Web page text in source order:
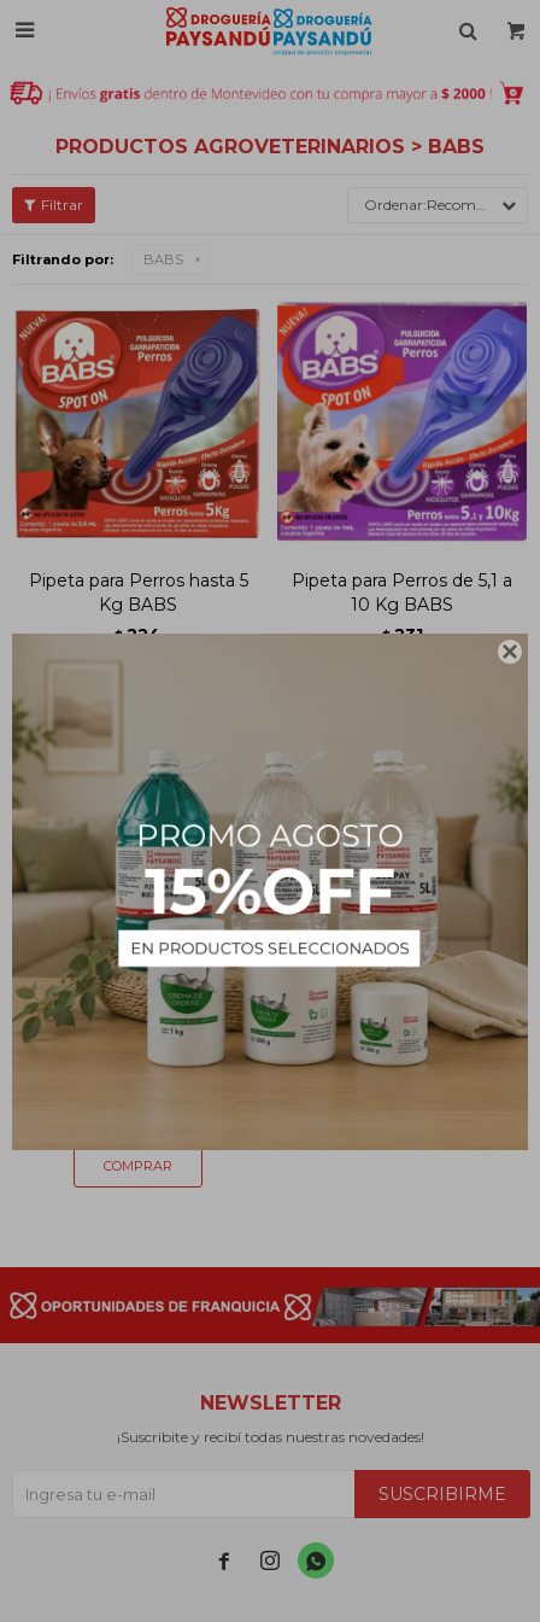


PRODUCTOS AGROVETERINARIOS > BABS
Recomendados
Filtrando por: BABS
Pipeta para Perros hasta 5
Kg BABS
$ 224
Pipeta para Perros de 5,1 a
10 Kg BABS
$ 231
Pipeta para Perros de 20,1
NEWSLETTER
¡Suscribite y recibí todas nuestras novedades!
SUSCRIBIRME
  